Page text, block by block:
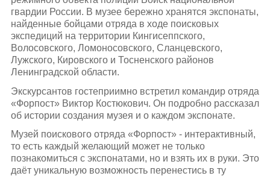
гвардии России. В музее бережно хранятся экспонаты,
найденные бойцами отряда в ходе поисковых
экспедиций на территории Кингисеппского,
Волосовского, Ломоносовского, Сланцевского,
Лужского, Кировского и Тосненского районов
Ленинградской области.
Экскурсантов гостеприимно встретил командир отряда
«Форпост» Виктор Костюкович. Он подробно рассказал
об истории создания музея и о каждом экспонате.
Музей поискового отряда «Форпост» - интерактивный,
то есть каждый желающий может не только
познакомиться с экспонатами, но и взять их в руки. Это
даёт уникальную возможность перенестись в ту